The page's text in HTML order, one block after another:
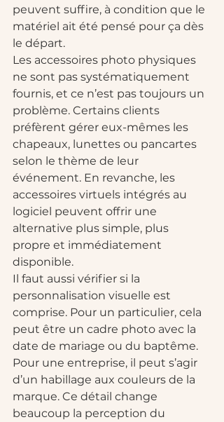
peuvent suffire, à condition que le
matériel ait été pensé pour ça dès
le départ.
Les accessoires photo physiques
ne sont pas systématiquement
fournis, et ce n’est pas toujours un
problème. Certains clients
préfèrent gérer eux-mêmes les
chapeaux, lunettes ou pancartes
selon le thème de leur
événement. En revanche, les
accessoires virtuels intégrés au
logiciel peuvent offrir une
alternative plus simple, plus
propre et immédiatement
disponible.
Il faut aussi vérifier si la
personnalisation visuelle est
comprise. Pour un particulier, cela
peut être un cadre photo avec la
date de mariage ou du baptême.
Pour une entreprise, il peut s’agir
d’un habillage aux couleurs de la
marque. Ce détail change
beaucoup la perception du